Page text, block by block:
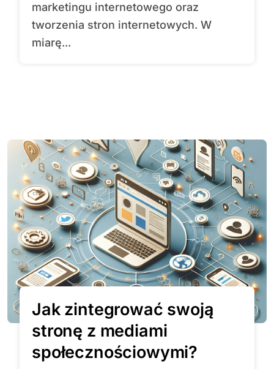
marketingu internetowego oraz
tworzenia stron internetowych. W
miarę...
Jak zintegrować swoją
stronę z mediami
społecznościowymi?